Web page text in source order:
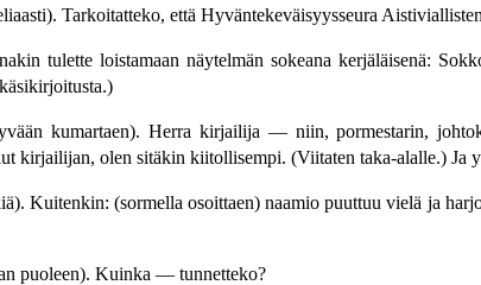
Tarkoitatteko, että Hyväntekeväisyysseura
tulette loistamaan näytelmän sokeana kerjäläisenä:
kumartaen). Herra kirjailija — niin, pormestarin,
kirjailijan, olen sitäkin kiitollisempi. (Viitaten taka-alalle.) Ja
Kuitenkin: (sormella osoittaen) naamio puuttuu vielä ja
puoleen). Kuinka — tunnetteko?